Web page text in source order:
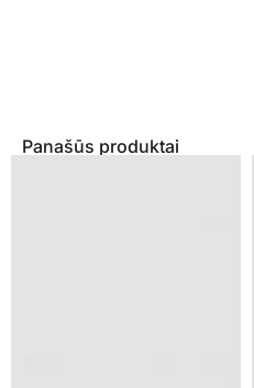
Panašūs produktai